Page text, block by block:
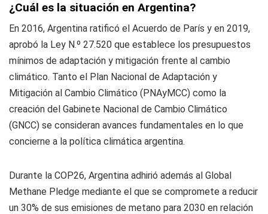
¿Cuál es la situación en Argentina?
En 2016, Argentina ratificó el Acuerdo de París y en 2019,
aprobó la Ley N.º 27.520 que establece los presupuestos
mínimos de adaptación y mitigación frente al cambio
climático. Tanto el Plan Nacional de Adaptación y
Mitigación al Cambio Climático (PNAyMCC) como la
creación del Gabinete Nacional de Cambio Climático
(GNCC) se consideran avances fundamentales en lo que
concierne a la política climática argentina.
Durante la COP26, Argentina adhirió además al Global
Methane Pledge mediante el que se compromete a reducir
un 30% de sus emisiones de metano para 2030 en relación